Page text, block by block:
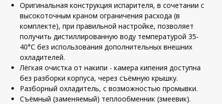
Оригинальная конструкция испарителя, в сочетании с
высокоточным краном ограничения расхода (в
комплекте), при правильной настройке, позволяет
получить дистиллированную воду температурой 35-
40°С без использования дополнительных внешних
охладителей.
Лёгкая очистка от накипи - камера кипения доступна
без разборки корпуса, через съёмную крышку.
Разборный охладитель, с возможностью промывки.
Съёмный (заменяемый) теплообменник (змеевик).